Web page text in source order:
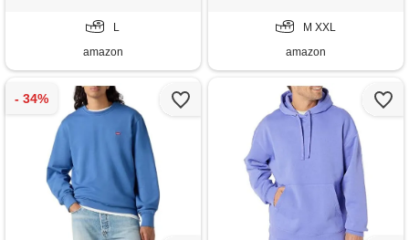
acscrw4, indaco, l
L
amazon
M XXL
amazon